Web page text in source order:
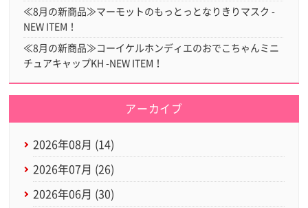
≪8月の新商品≫マーモットのもっとっとなりきりマスク -
NEW ITEM！
≪8月の新商品≫コーイケルホンディエのおでこちゃんミニ
チュアキャップKH -NEW ITEM！
アーカイブ
2026年08月 (14)
2026年07月 (26)
2026年06月 (30)